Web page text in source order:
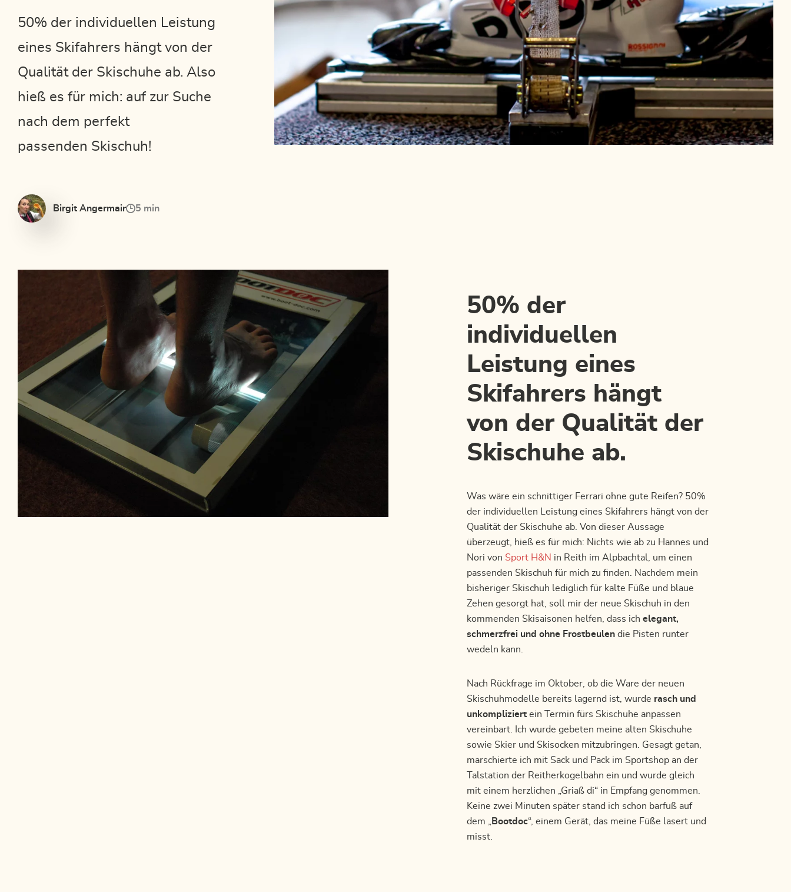
50% der individuellen Leistung
eines Skifahrers hängt von der
Qualität der Skischuhe ab. Also
hieß es für mich: auf zur Suche
nach dem perfekt
passenden Skischuh!
Birgit Angermair 5 min
50% der
individuellen
Leistung eines
Skifahrers hängt
von der Qualität der
Skischuhe ab.
Was wäre ein schnittiger Ferrari ohne gute Reifen? 50%
der individuellen Leistung eines Skifahrers hängt von der
Qualität der Skischuhe ab. Von dieser Aussage
überzeugt, hieß es für mich: Nichts wie ab zu Hannes und
Nori von Sport H&N in Reith im Alpbachtal, um einen
passenden Skischuh für mich zu finden. Nachdem mein
bisheriger Skischuh lediglich für kalte Füße und blaue
Zehen gesorgt hat, soll mir der neue Skischuh in den
kommenden Skisaisonen helfen, dass ich elegant,
schmerzfrei und ohne Frostbeulendie Pisten runter
wedeln kann.
Nach Rückfrage im Oktober, ob die Ware der neuen
Skischuhmodelle bereits lagernd ist, wurde rasch und
unkompliziert ein Termin fürs Skischuhe anpassen
vereinbart. Ich wurde gebeten meine alten Skischuhe
sowie Skier und Skisocken mitzubringen. Gesagt getan,
marschierte ich mit Sack und Pack im Sportshop an der
Talstation der Reitherkogelbahn ein und wurde gleich
mit einem herzlichen „Griaß di“ in Empfang genommen.
Keine zwei Minuten später stand ich schon barfuß auf
dem „
Bootdoc“, einem Gerät, das meine Füße lasert und
misst.